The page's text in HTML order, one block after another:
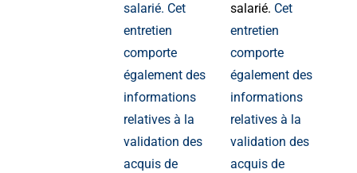
salarié. Cet
entretien
comporte
également des
informations
relatives à la
validation des
acquis de
salarié. Cet
entretien
comporte
également des
informations
relatives à la
validation des
acquis de